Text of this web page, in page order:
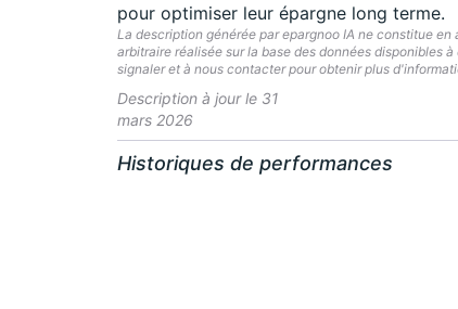
pour optimiser leur épargne long terme.
La description générée par epargnoo IA ne constitue
arbitraire réalisée sur la base des données disponibles
signaler et à nous contacter pour obtenir plus
Description à jour le 31
mars 2026
Historiques de performances